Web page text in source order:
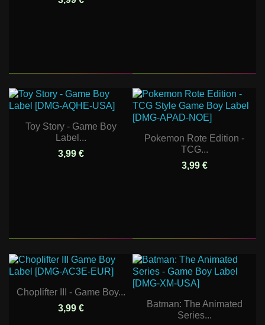
Toy Story - Game Boy
Label...
3,99 €
Pokemon Rote Edition -
TCG...
3,99 €
Choplifter III - Game Boy...
3,99 €
Batman: The Animated
Series...